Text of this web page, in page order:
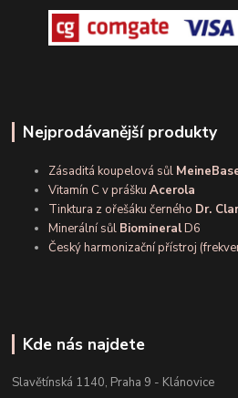
Nejprodávanější produkty
Zásaditá koupelová sůl
Vitamín C v práškuAcerola
Tinktura z ořešáku černého Dr.
Minerální sůl BiomineralD6
Český harmonizační přístroj
Kde nás najdete
Slavětínská 1140, Praha 9 - Klánovice